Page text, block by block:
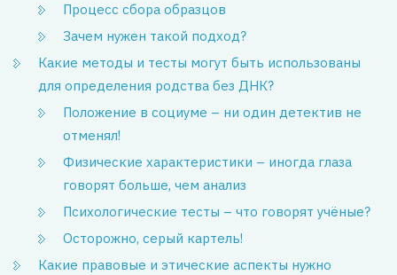
Процесс сбора образцов
Зачем нужен такой подход?
Какие методы и тесты могут быть использованы
для определения родства без ДНК?
Положение в социуме – ни один детектив не
отменял!
Физические характеристики – иногда глаза
говорят больше, чем анализ
Психологические тесты – что говорят учёные?
Осторожно, серый картель!
Какие правовые и этические аспекты нужно